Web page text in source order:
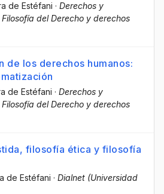
de Estéfani · Derechos y
del Derecho y derechos
de los derechos humanos:
de Estéfani · Derechos y
del Derecho y derechos
filosofía ética y filosofía
de Estéfani · Dialnet (Universidad